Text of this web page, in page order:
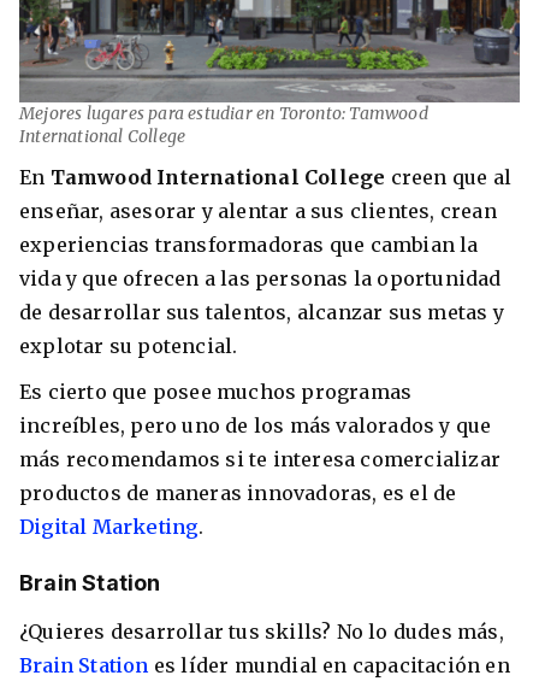
Mejores lugares para estudiar en Toronto: Tamwood
International College
En Tamwood International College creen que al
enseñar, asesorar y alentar a sus clientes, crean
experiencias transformadoras que cambian la
vida y que ofrecen a las personas la oportunidad
de desarrollar sus talentos, alcanzar sus metas y
explotar su potencial.
Es cierto que posee muchos programas
increíbles, pero uno de los más valorados y que
más recomendamos si te interesa comercializar
productos de maneras innovadoras, es el de
Digital Marketing.
Brain Station
¿Quieres desarrollar tus skills? No lo dudes más,
Brain Station es líder mundial en capacitación en